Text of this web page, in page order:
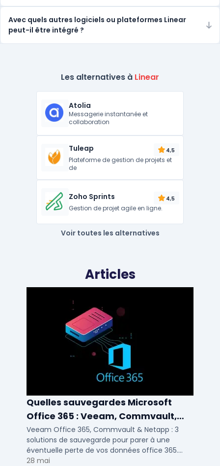
Avec quels autres logiciels ou plateformes Linear
peut-il être intégré ?
Les alternatives à Linear
Atolia
Messagerie instantanée et
collaboration
Tuleap 4,5
Plateforme de gestion de projets et
de
Zoho Sprints 4,5
Gestion de projet agile en ligne.
Voir toutes les alternatives
Articles
Quelles sauvegardes Microsoft
Office 365 : Veeam, Commvault,
Netapp
Veeam Office 365, Commvault & Netapp : 3
solutions de sauvegarde pour parer à une
éventuelle perte de vos données office 365.
Voici notre ...
28 mai